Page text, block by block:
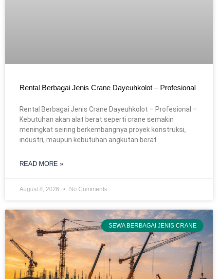
Rental Berbagai Jenis Crane Dayeuhkolot – Profesional
Rental Berbagai Jenis Crane Dayeuhkolot – Profesional –
Kebutuhan akan alat berat seperti crane semakin
meningkat seiring berkembangnya proyek konstruksi,
industri, maupun kebutuhan angkutan berat
READ MORE »
August 8, 2026 No Comments
SEWA BERBAGAI JENIS CRANE